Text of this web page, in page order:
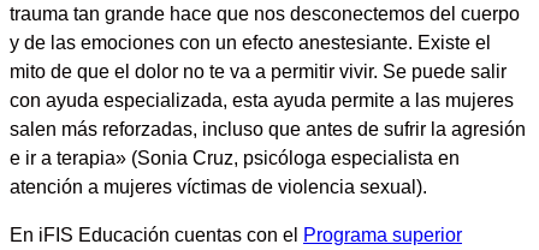
trauma tan grande hace que nos desconectemos del cuerpo
y de las emociones con un efecto anestesiante. Existe el
mito de que el dolor no te va a permitir vivir. Se puede salir
con ayuda especializada, esta ayuda permite a las mujeres
salen más reforzadas, incluso que antes de sufrir la agresión
e ir a terapia» (Sonia Cruz, psicóloga especialista en
atención a mujeres víctimas de violencia sexual).
En iFIS Educación cuentas con el Programa superior